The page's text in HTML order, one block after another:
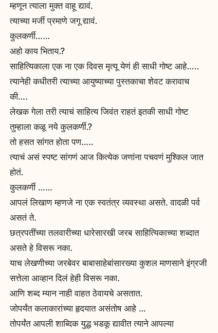
म्हणून त्याला मुक्त वाहू द्यावं.
त्याच्या मर्जी प्रमाणे जगू द्यावं.
कुलकर्णी……
अहो काय भिताय.?
साहित्यिकाला एक ना एक दिवस मृत्यू येणं ही साधी गोष्ट आहे…..
त्यानेही कधीतरी त्याच्या आयुष्याच्या पुस्तकाचा शेवट करावाच
की….
लेखक गेला तरी त्याचं साहित्य जिवंत राहतं इतकी साधी गोष्ट
तुम्हाला कळू नये कुलकर्णी.?
तो हसत सांगत होता पण…..
त्याचं असं स्पष्ट सांगणं आज कित्येक जणांना पचवणं मुश्किल जात
होतं.
कुलकर्णी ……
आपलं लिखाण म्हणजे ना एक स्वतंत्र व्यवस्था असते. वादळी पर्व
असतं ते.
छत्रपतींच्या तलवारीच्या धारेसारखी जरब साहित्यिकाच्या शब्दात
असते हे विसरू नका.
याच लेखणीच्या जरबेवर बाबासाहेबांसारख्या कुशल माणसाने इंग्रजी
सत्तेला आव्हान दिलं हेही विसरू नका.
आणि शब्द म्यान नाही वाहत ठेवायचे असतात.
जोपर्यंत कलाकारांच्या हृदयात असंतोष आहे …
तोपर्यंत आपली शाब्दिक युद्ध भडकू द्यावीत त्याने आपल्या